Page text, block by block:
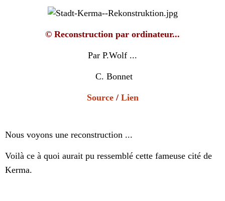
© Reconstruction par ordinateur...
Par P.Wolf ...
C. Bonnet
Source/ Lien
Nous voyons une reconstruction ...
Voilà ce à quoi aurait pu ressemblé cette fameuse cité de
Kerma.